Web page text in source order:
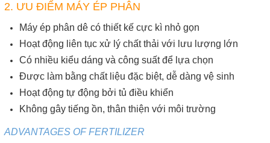
2. ƯU ĐIỂM MÁY ÉP PHÂN
Máy ép phân dê có thiết kế cực kì nhỏ gọn
Hoạt động liên tục xử lý chất thải với lưu lượng lớn
Có nhiều kiểu dáng và công suất để lựa chọn
Được làm bằng chất liệu đặc biệt, dễ dàng vệ sinh
Hoạt động tự động bởi tủ điều khiển
Không gây tiếng ồn, thân thiện với môi trường
ADVANTAGES OF FERTILIZER